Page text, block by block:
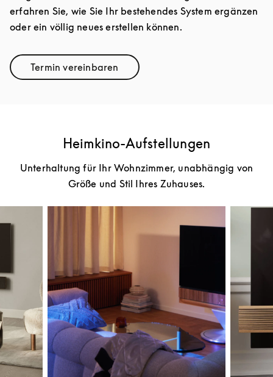
erfahren Sie, wie Sie Ihr bestehendes System ergänzen
oder ein völlig neues erstellen können.
Termin vereinbarenLink Opens in New Tab
Heimkino-Aufstellungen
Unterhaltung für Ihr Wohnzimmer, unabhängig von
Größe und Stil Ihres Zuhauses.